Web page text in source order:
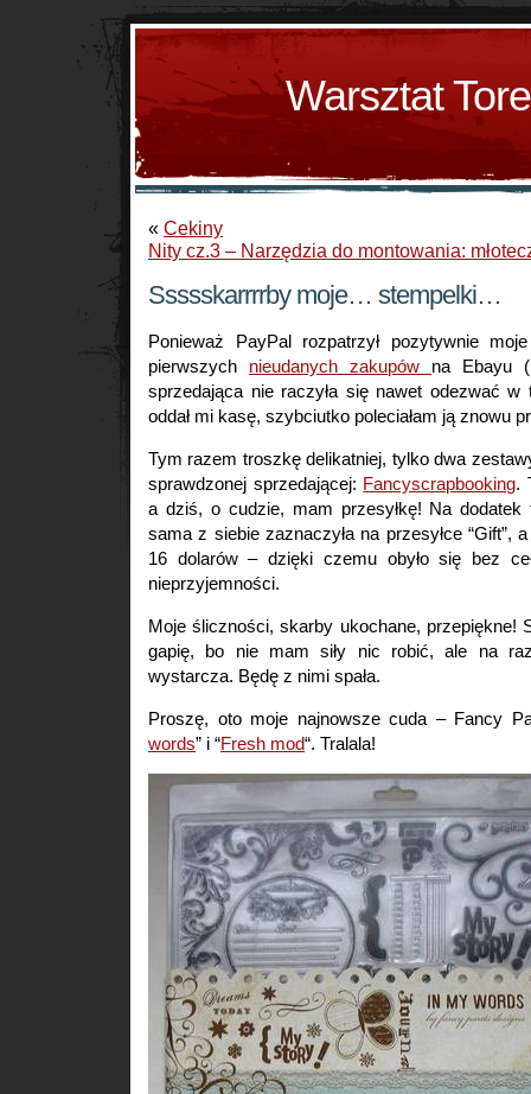
Warsztat
« Cekiny
Nity cz.3 – Narzędzia do montowania:
Ssssskarrrrby moje… stempelki…
Ponieważ PayPal rozpatrzył pozytywnie
pierwszych nieudanych zakupów na Ebayu
sprzedająca nie raczyła się nawet odezwać
oddał mi kasę, szybciutko poleciałam ją znowu
Tym razem troszkę delikatniej, tylko dwa
sprawdzonej sprzedającej: Fancyscrapbooking.
a dziś, o cudzie, mam przesyłkę! Na dodatek
sama z siebie zaznaczyła na przesyłce “Gift”,
16 dolarów – dzięki czemu obyło się bez
nieprzyjemności.
Moje śliczności, skarby ukochane, przepiękne!
gapię, bo nie mam siły nic robić, ale na
wystarcza. Będę z nimi spała.
Proszę, oto moje najnowsze cuda – Fancy
words” i “Fresh mod“. Tralala!